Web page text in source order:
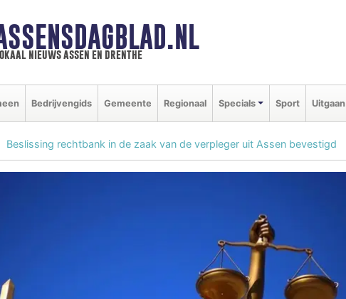
nieuws assen en drenthe
Bedrijvengids Gemeente Regionaal Specials Sport Uitgaan
Beslissing rechtbank in de zaak van de verpleger uit Assen bevestigd